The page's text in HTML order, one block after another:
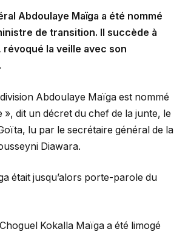
Abdoulaye Maïga a été nommé
de transition. Il succède à
révoqué la veille avec son
Abdoulaye Maïga est nommé
», dit un décret du chef de la junte, le
lu par le secrétaire général de la
Diawara.
était jusqu’alors porte-parole du
Kokalla Maïga a été limogé